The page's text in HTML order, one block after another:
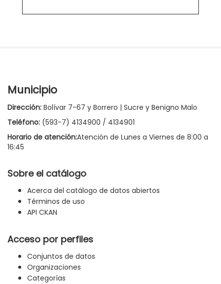
Municipio
Dirección: Bolívar 7-67 y Borrero | Sucre y Benigno Malo
Teléfono: (593-7) 4134900 / 4134901
Horario de atención:Atención de Lunes a Viernes de 8:00 a
16:45
Sobre el catálogo
Acerca del catálogo de datos abiertos
Términos de uso
API CKAN
Acceso por perfiles
Conjuntos de datos
Organizaciones
Categorías